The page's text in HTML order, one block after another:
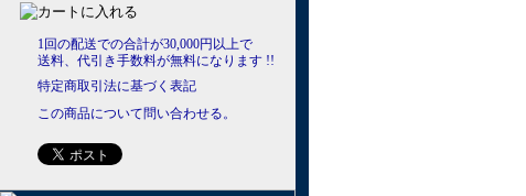
1回の配送での合計が30,000円以上で
送料、代引き手数料が無料になります !!
特定商取引法に基づく表記
この商品について問い合わせる。